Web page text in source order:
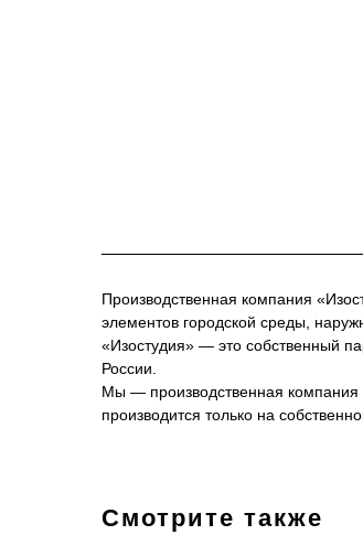
Производственная компания
элементов городской среды,
«Изостудия» — это собственный
России.
Мы — производственная компания
производится только на
Смотрите также